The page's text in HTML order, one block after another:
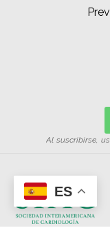
Al suscribirse,
ES